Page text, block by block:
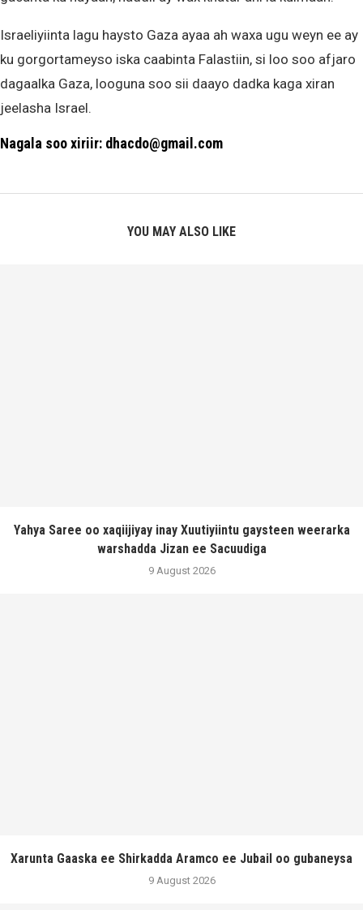
Israeliyiinta lagu haysto Gaza ayaa ah waxa ugu weyn ee ay
ku gorgortameyso iska caabinta Falastiin, si loo soo afjaro
dagaalka Gaza, looguna soo sii daayo dadka kaga xiran
jeelasha Israel.
Nagala soo xiriir: dhacdo@gmail.com
YOU MAY ALSO LIKE
Yahya Saree oo xaqiijiyay inay Xuutiyiintu gaysteen weerarka
warshadda Jizan ee Sacuudiga
9 August 2026
Xarunta Gaaska ee Shirkadda Aramco ee Jubail oo gubaneysa
9 August 2026